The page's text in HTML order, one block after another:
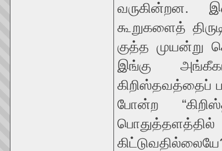
வருகின்றன.
கூறுகளைத்
குத்த முயன்று
இங்கு
கிறிஸ்தவத்தைப்
போன்ற